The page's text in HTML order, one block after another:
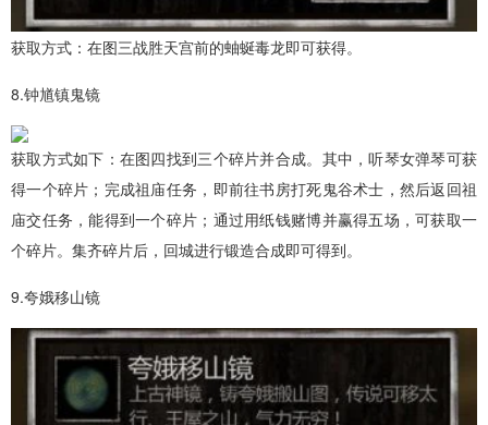
获取方式：在图三战胜天宫前的蚰蜒毒龙即可获得。
8.钟馗镇鬼镜
获取方式如下：在图四找到三个碎片并合成。其中，听琴女弹琴可获
得一个碎片；完成祖庙任务，即前往书房打死鬼谷术士，然后返回祖
庙交任务，能得到一个碎片；通过用纸钱赌博并赢得五场，可获取一
个碎片。集齐碎片后，回城进行锻造合成即可得到。
9.夸娥移山镜